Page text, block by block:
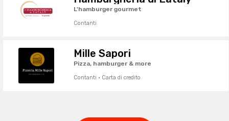
L'hamburger gourmet
Contanti
Mille Sapori
Pizza, hamburger & more
Contanti · Carta di credito